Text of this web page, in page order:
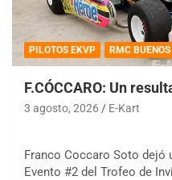
PILOTOS EKVP RMC
F.CÓCCARO: Un
3 agosto, 2026 E-Kart
Franco Coccaro Soto dejó
Evento #2 del Trofeo de